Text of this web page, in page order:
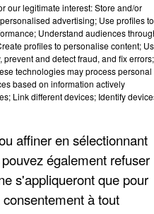
avaient les
de
En
dépenses
our legitimate interest: Store and/or
advertising; Use profiles to
Understand audiences
profiles to personalise content;
and detect fraud, and fix errors;
technologies may process personal
based on information actively
Link different devices; Identify
affiner en sélectionnant
également refuser
s'appliqueront que pour
à tout